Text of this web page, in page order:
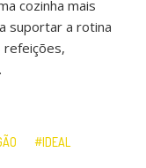
cozinha mais
suportar a rotina
refeições,
IDEAL